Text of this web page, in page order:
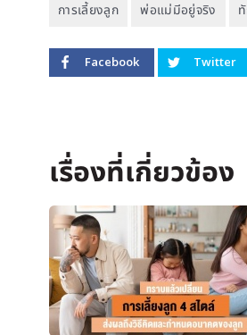
การเลี้ยงลูก พ่อแม่มีอยู่จริง
Facebook Twitter